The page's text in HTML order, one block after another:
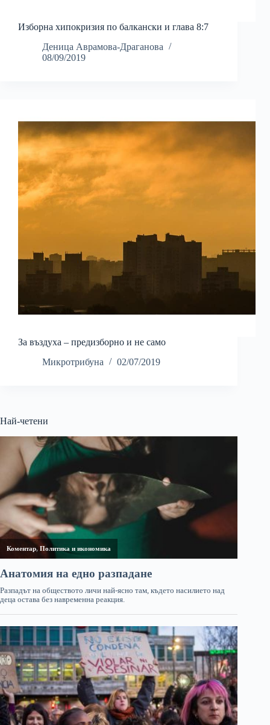
Изборна хипокризия по балкански и глава 8:7
Деница Аврамова-Драганова
08/09/2019
За въздуха – предизборно и не само
Микротрибуна
02/07/2019
Най-четени